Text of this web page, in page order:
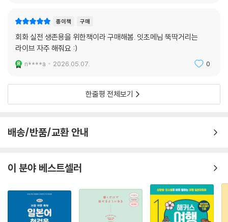
종이책 구매
회화 실전 생존용을 위한책이라 구매해봄. 잇초메님 뚝딱거리는
라이브 자주 해줘요 :)
n****a 2026.05.07. 0
한줄평 전체보기
배송/반품/교환 안내
이 분야 베스트셀러